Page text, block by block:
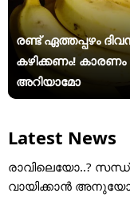
രണ്ട് ഏത്തപ്പഴം
കഴിക്കണം! കാരണം
അറിയാമോ
Latest News
രാവിലെയോ..?
വായിക്കാൻ